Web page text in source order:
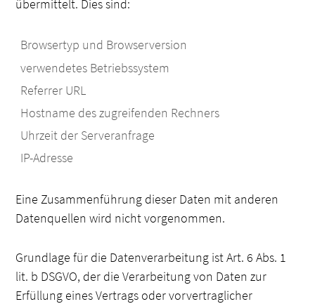
übermittelt. Dies sind:
Browsertyp und Browserversion
verwendetes Betriebssystem
Referrer URL
Hostname des zugreifenden Rechners
Uhrzeit der Serveranfrage
IP-Adresse
Eine Zusammenführung dieser Daten mit anderen
Datenquellen wird nicht vorgenommen.
Grundlage für die Datenverarbeitung ist Art. 6 Abs. 1
lit. b DSGVO, der die Verarbeitung von Daten zur
Erfüllung eines Vertrags oder vorvertraglicher